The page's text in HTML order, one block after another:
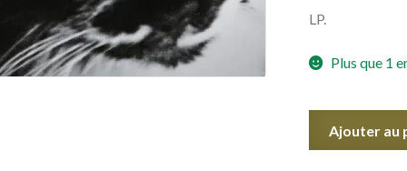
LP.
Plus que 1
Ajouter au